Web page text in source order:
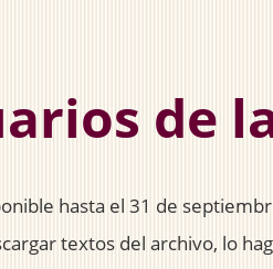
de
hasta el 31 de
textos del archivo, lo